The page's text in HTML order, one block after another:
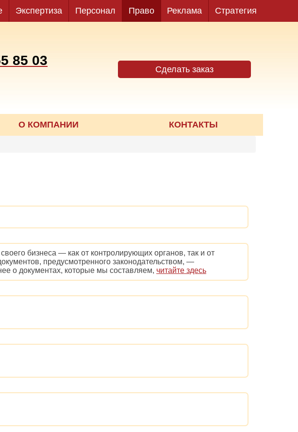
Экспертиза Персонал Право Реклама Стратегия
Сделать заказ
85 03
О КОМПАНИИ КОНТАКТЫ
бизнеса — как от контролирующих органов, так и от
предусмотренного законодательством, —
о документах, которые мы составляем, читайте здесь